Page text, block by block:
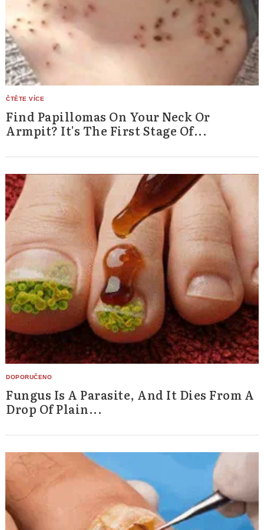
Find Papillomas On Your Neck Or
Armpit? It's The First Stage Of...
Fungus Is A Parasite, And It Dies From A
Drop Of Plain...